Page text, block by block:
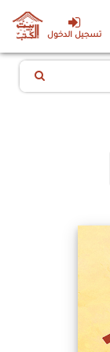
تسجيل الدخول